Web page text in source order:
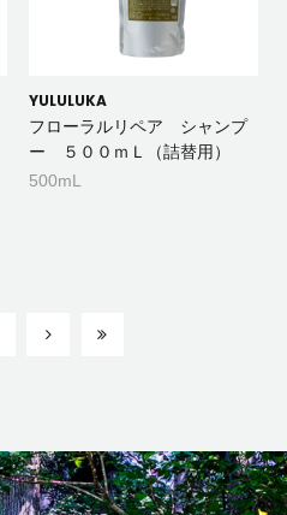
YULULUKA
フローラルリペア シャンプ
ー ５００ｍＬ（詰替用）
500mL